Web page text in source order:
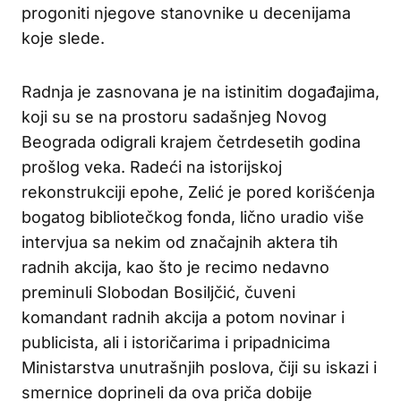
progoniti njegove stanovnike u decenijama
koje slede.
Radnja je zasnovana je na istinitim događajima,
koji su se na prostoru sadašnjeg Novog
Beograda odigrali krajem četrdesetih godina
prošlog veka. Radeći na istorijskoj
rekonstrukciji epohe, Zelić je pored korišćenja
bogatog bibliotečkog fonda, lično uradio više
intervjua sa nekim od značajnih aktera tih
radnih akcija, kao što je recimo nedavno
preminuli Slobodan Bosiljčić, čuveni
komandant radnih akcija a potom novinar i
publicista, ali i istoričarima i pripadnicima
Ministarstva unutrašnjih poslova, čiji su iskazi i
smernice doprineli da ova priča dobije